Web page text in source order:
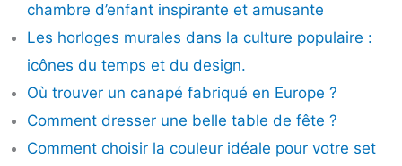
chambre d’enfant inspirante et amusante
Les horloges murales dans la culture populaire :
icônes du temps et du design.
Où trouver un canapé fabriqué en Europe ?
Comment dresser une belle table de fête ?
Comment choisir la couleur idéale pour votre set